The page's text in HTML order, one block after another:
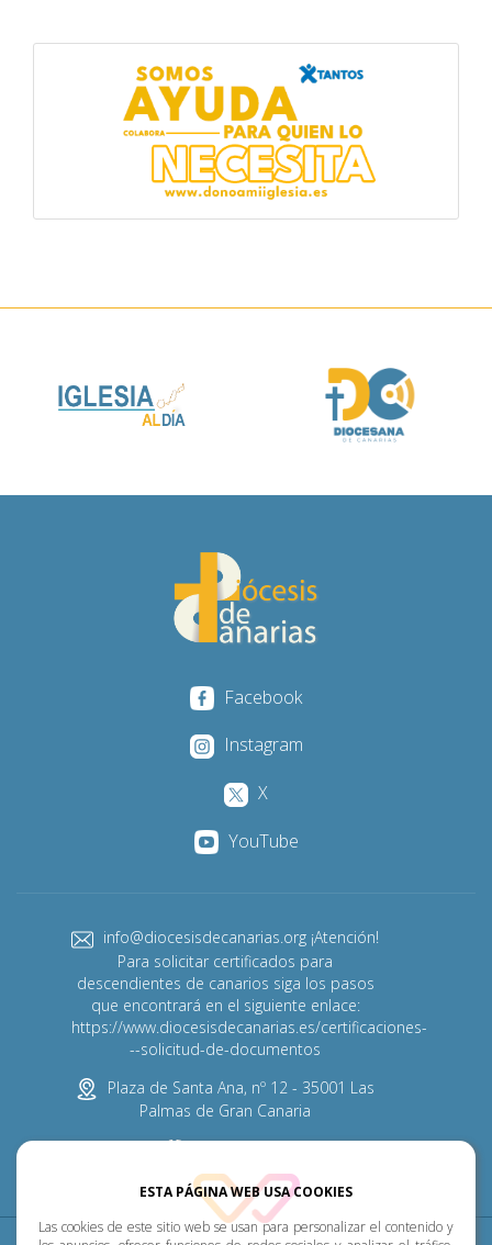
ESTA PÁGINA WEB USA COOKIES
Las cookies de este sitio web se usan para personalizar el contenido y
Facebook
Instagram
X
YouTube
info@diocesisdecanarias.org ¡Atención!
Para solicitar certificados para
descendientes de canarios siga los pasos
que encontrará en el siguiente enlace:
https://www.diocesisdecanarias.es/certificaciones-
--solicitud-de-documentos
Plaza de Santa Ana, nº 12 - 35001 Las
Palmas de Gran Canaria